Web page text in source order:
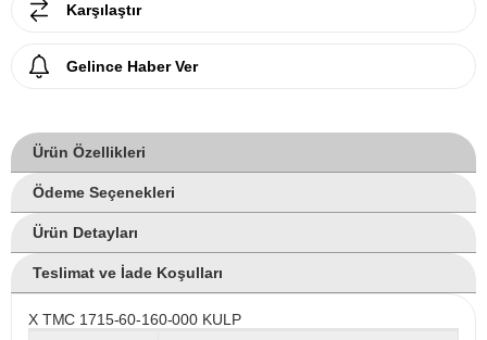
Karşılaştır
Gelince Haber Ver
Ürün Özellikleri
Ödeme Seçenekleri
Ürün Detayları
Teslimat ve İade Koşulları
X TMC 1715-60-160-000 KULP